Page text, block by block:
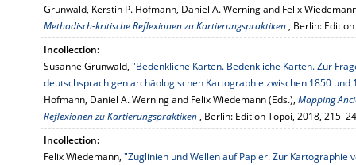
Grunwald, Kerstin P. Hofmann, Daniel A. Werning and Felix
Methodisch-kritische Reflexionen zu Kartierungspraktiken, Berlin:
Incollection:
Susanne Grunwald, "Bedenkliche Karten. Bedenkliche Karten. Zur
deutschsprachigen archäologischen Kartographie zwischen 1850 und
Hofmann, Daniel A. Werning and Felix Wiedemann (Eds.), Mapping
Reflexionen zu Kartierungspraktiken, Berlin: Edition Topoi, 2018,
Incollection:
Felix Wiedemann, "Zuglinien und Wellen auf Papier. Zur Kartographie